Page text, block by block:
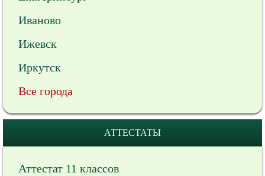
Иваново
Ижевск
Иркутск
Все города
АТТЕСТАТЫ
Аттестат 11 классов